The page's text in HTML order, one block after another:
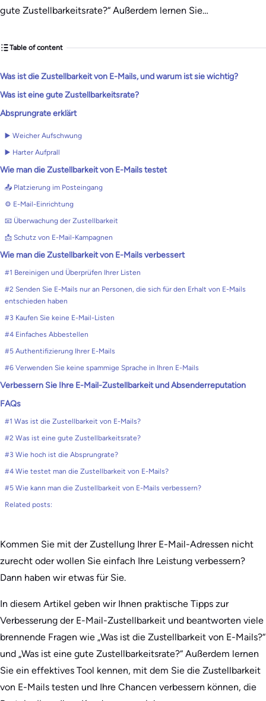
gute Zustellbarkeitsrate?“ Außerdem lernen Sie…
Table of content
Was ist die Zustellbarkeit von E-Mails, und warum ist sie wichtig?
Was ist eine gute Zustellbarkeitsrate?
Absprungrate erklärt
▶️ Weicher Aufschwung
▶️ Harter Aufprall
Wie man die Zustellbarkeit von E-Mails testet
📤 Platzierung im Posteingang
⚙️ E-Mail-Einrichtung
📧 Überwachung der Zustellbarkeit
📩 Schutz von E-Mail-Kampagnen
Wie man die Zustellbarkeit von E-Mails verbessert
#1 Bereinigen und Überprüfen Ihrer Listen
#2 Senden Sie E-Mails nur an Personen, die sich für den Erhalt von E-Mails
entschieden haben
#3 Kaufen Sie keine E-Mail-Listen
#4 Einfaches Abbestellen
#5 Authentifizierung Ihrer E-Mails
#6 Verwenden Sie keine spammige Sprache in Ihren E-Mails
Verbessern Sie Ihre E-Mail-Zustellbarkeit und Absenderreputation
FAQs
#1 Was ist die Zustellbarkeit von E-Mails?
#2 Was ist eine gute Zustellbarkeitsrate?
#3 Wie hoch ist die Absprungrate?
#4 Wie testet man die Zustellbarkeit von E-Mails?
#5 Wie kann man die Zustellbarkeit von E-Mails verbessern?
Related posts:
Kommen Sie mit der Zustellung Ihrer E-Mail-Adressen nicht
zurecht oder wollen Sie einfach Ihre Leistung verbessern?
Dann haben wir etwas für Sie.
In diesem Artikel geben wir Ihnen praktische Tipps zur
Verbesserung der E-Mail-Zustellbarkeit und beantworten viele
brennende Fragen wie „Was ist die Zustellbarkeit von E-Mails?“
und „Was ist eine gute Zustellbarkeitsrate?“ Außerdem lernen
Sie ein effektives Tool kennen, mit dem Sie die Zustellbarkeit
von E-Mails testen und Ihre Chancen verbessern können, die